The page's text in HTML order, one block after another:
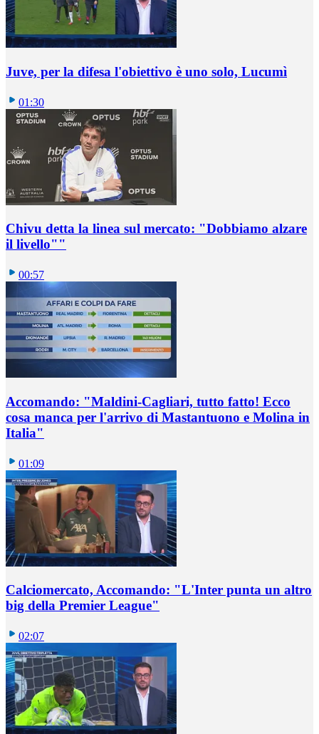
Juve, per la difesa l'obiettivo è uno solo, Lucumì
01:30
Chivu detta la linea sul mercato: "Dobbiamo alzare
il livello""
00:57
Accomando: "Maldini-Cagliari, tutto fatto! Ecco
cosa manca per l'arrivo di Mastantuono e Molina in
Italia"
01:09
Calciomercato, Accomando: "L'Inter punta un altro
big della Premier League"
02:07